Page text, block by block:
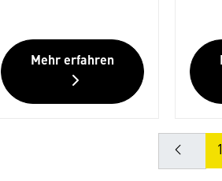
Mehr erfahren
1